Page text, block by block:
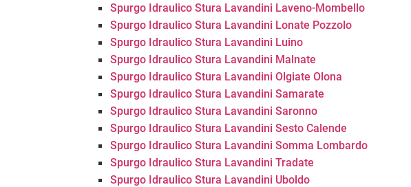
Spurgo Idraulico Stura Lavandini Laveno-Mombello
Spurgo Idraulico Stura Lavandini Lonate Pozzolo
Spurgo Idraulico Stura Lavandini Luino
Spurgo Idraulico Stura Lavandini Malnate
Spurgo Idraulico Stura Lavandini Olgiate Olona
Spurgo Idraulico Stura Lavandini Samarate
Spurgo Idraulico Stura Lavandini Saronno
Spurgo Idraulico Stura Lavandini Sesto Calende
Spurgo Idraulico Stura Lavandini Somma Lombardo
Spurgo Idraulico Stura Lavandini Tradate
Spurgo Idraulico Stura Lavandini Uboldo